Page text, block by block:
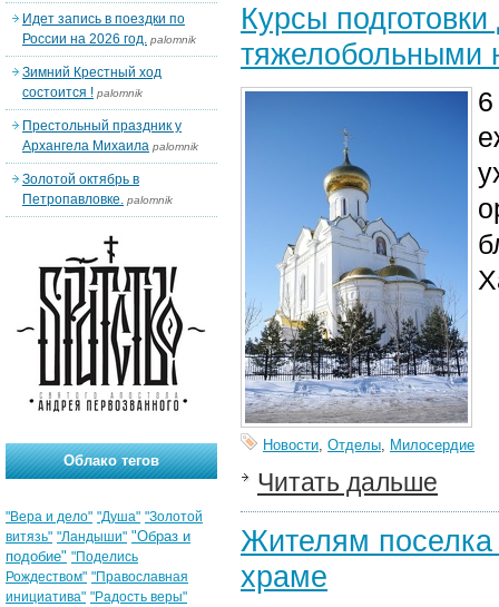
Курсы
тяжелобольными
Новости, Отделы, Милосердие
Читать дальше
Жителям поселка
храме
Идет запись в поездки по
России на 2026 год. palomnik
Зимний Крестный ход
состоится ! palomnik
Престольный праздник у
Архангела Михаила palomnik
Золотой октябрь в
Петропавловке. palomnik
Облако тегов
"Вера и дело" "Душа" "Золотой
витязь" "Ландыши" "Образ и
подобие" "Поделись
Рождеством" "Православная
инициатива" "Радость веры"